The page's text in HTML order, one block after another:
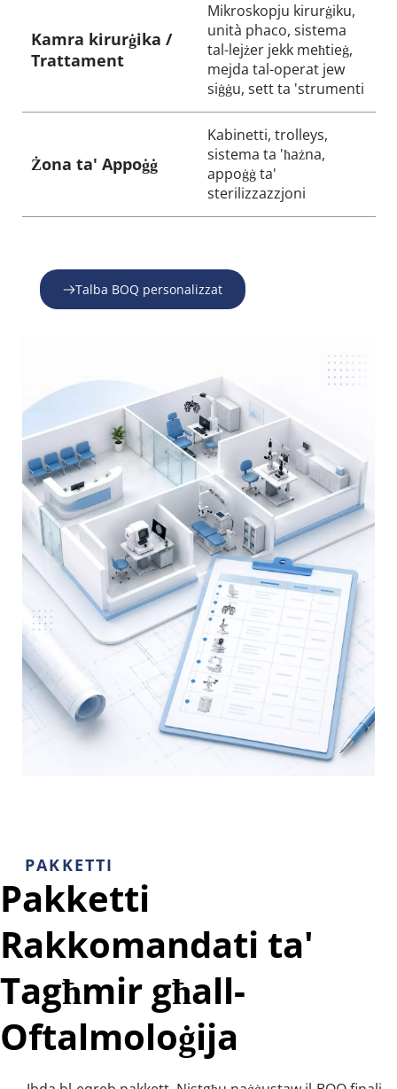
Kamra kirurġika /
Trattament
Mikroskopju kirurġiku,
unità phaco, sistema
tal-lejżer jekk meħtieġ,
mejda tal-operat jew
siġġu, sett ta 'strumenti
Żona ta' Appoġġ
Kabinetti, trolleys,
sistema ta 'ħażna,
appoġġ ta'
sterilizzazzjoni
Talba BOQ personalizzat
PAKKETTI
Pakketti
Rakkomandati ta'
Tagħmir għall-
Oftalmoloġija